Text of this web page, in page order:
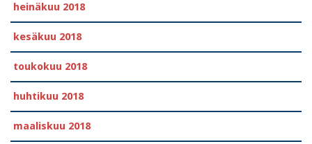
heinäkuu 2018
kesäkuu 2018
toukokuu 2018
huhtikuu 2018
maaliskuu 2018